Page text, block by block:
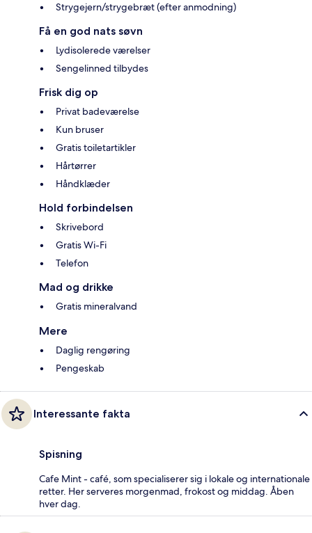
Strygejern/strygebræt (efter anmodning)
Få en god nats søvn
Lydisolerede værelser
Sengelinned tilbydes
Frisk dig op
Privat badeværelse
Kun bruser
Gratis toiletartikler
Hårtørrer
Håndklæder
Hold forbindelsen
Skrivebord
Gratis Wi-Fi
Telefon
Mad og drikke
Gratis mineralvand
Mere
Daglig rengøring
Pengeskab
Interessante fakta
Spisning
Cafe Mint - café, som specialiserer sig i lokale og internationale
retter. Her serveres morgenmad, frokost og middag. Åben
hver dag.